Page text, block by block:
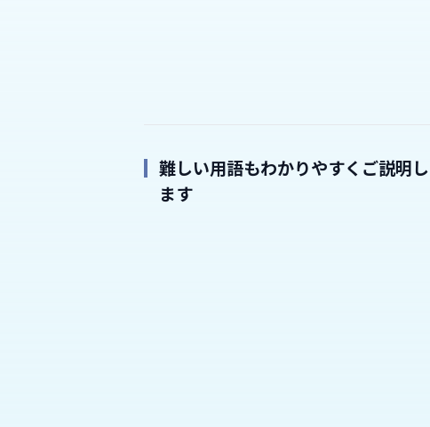
難しい用語もわかりやすくご説明し
ます